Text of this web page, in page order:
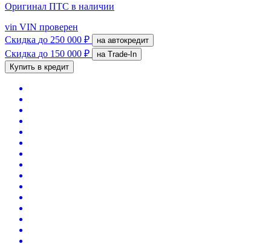
Оригинал ПТС в наличии
vin VIN проверен
Скидка до 250 000 ₽ на автокредит
Скидка до 150 000 ₽
на Trade-In
Купить в кредит